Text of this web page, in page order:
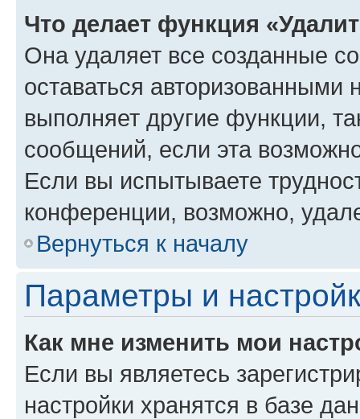
Что делает функция
Она удаляет все созданные
оставаться авторизованными
выполняет другие функции,
сообщений, если эта
Если вы испытываете
конференции, возможно,
Вернуться к началу
Параметры и
Как мне изменить мои
Если вы являетесь
настройки хранятся в базе